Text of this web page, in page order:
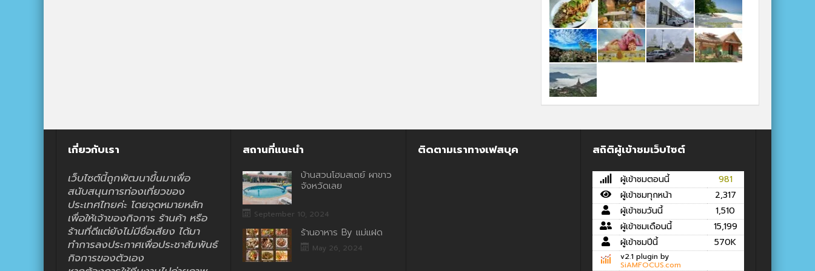
เกี่ยวกับเรา
เว็บไซต์นี้ถูกพัฒนาขึ้นมาเพื่อ
สนับสนุนการท่องเที่ยวของ
ประเทศไทยค่ะ โดยจุดหมายหลัก
เพื่อให้เจ้าของกิจการ ร้านค้า หรือ
ร้านที่ดีแต่ยังไม่มีชื่อเสียง ได้มา
ทำการลงประกาศเพื่อประชาสัมพันธ์
กิจการของตัวเอง
สถานที่แนะนำ
บ้านสวนโฮมสเตย์ ผาขาว
จังหวัดเลย
September 10, 2024
ร้านอาหาร By แม่แฝด
May 26, 2024
ติดตามเราทางเฟสบุค สถิติผู้เข้าชมเว็บไซต์
ผู้เข้าชมตอนนี้
981
ผู้เข้าชมทุกหน้า
2,317
ผู้เข้าชมวันนี้
1,510
ผู้เข้าชมเดือนนี้
15,199
ผู้เข้าชมปีนี้
570K
v2.1 plugin by
SiAMFOCUS.com